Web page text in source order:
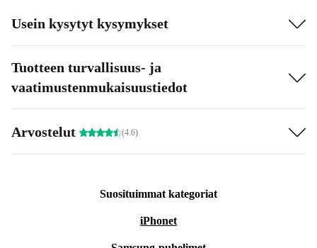
Usein kysytyt kysymykset
Tuotteen turvallisuus- ja
vaatimustenmukaisuustiedot
Arvostelut (4.6)
Suosituimmat kategoriat
iPhonet